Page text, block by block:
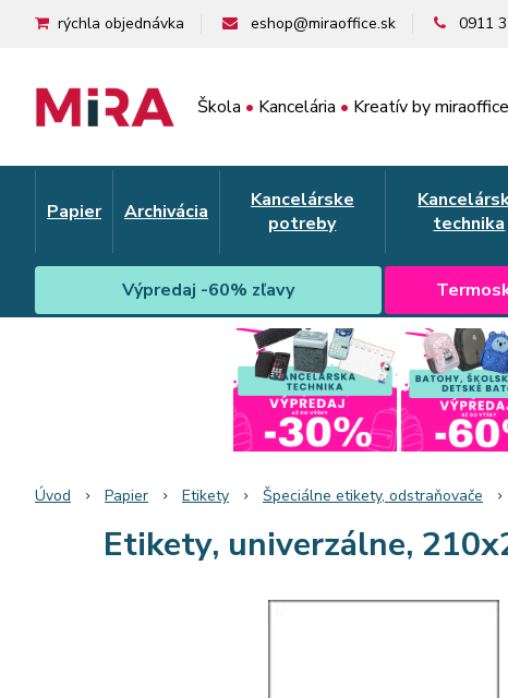
Škola • Kancelária • Kreatív by miraoffice
rýchla objednávka eshop@miraoffice.sk 0911
Papier Archivácia
Kancelárske
potreby
technika
Výpredaj -60% zľavy
Úvod Papier Etikety Špeciálne etikety, odstraňovače
Etikety, univerzálne,